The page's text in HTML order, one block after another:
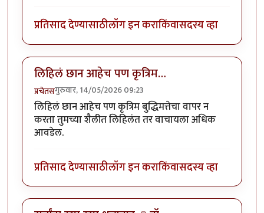
प्रतिसाद देण्यासाठीलॉग इन कराकिंवासदस्य व्हा
लिहिलं छान आहेच पण कृत्रिम…
प्रचेतसगुरुवार, 14/05/2026 09:23
लिहिलं छान आहेच पण कृत्रिम बुद्धिमत्तेचा वापर न
करता तुमच्या शैलीत लिहिलंत तर वाचायला अधिक
आवडेल.
प्रतिसाद देण्यासाठीलॉग इन कराकिंवासदस्य व्हा